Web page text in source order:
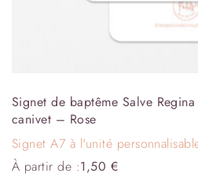
Signet de baptême Salve
canivet – Rose
Signet A7 à l'unité
À partir de :1,50 €